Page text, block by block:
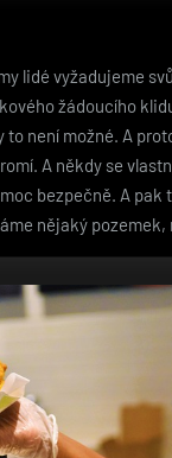
lidé vyžadujeme
žádoucího
to není možné. A
A někdy se
bezpečně. A pak
nějaký